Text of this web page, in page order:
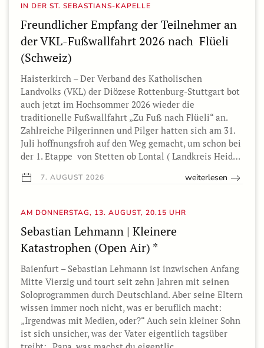
IN DER ST. SEBASTIANS-KAPELLE
Freundlicher Empfang der Teilnehmer an
der VKL-Fußwallfahrt 2026 nach Flüeli
(Schweiz)
Haisterkirch – Der Verband des Katholischen
Landvolks (VKL) der Diözese Rottenburg-Stuttgart bot
auch jetzt im Hochsommer 2026 wieder die
traditionelle Fußwallfahrt „Zu Fuß nach Flüeli“ an.
Zahlreiche Pilgerinnen und Pilger hatten sich am 31.
Juli hoffnungsfroh auf den Weg gemacht, um schon bei
der 1. Etappe von Stetten ob Lontal ( Landkreis Heid…
7. AUGUST 2026 weiterlesen
AM DONNERSTAG, 13. AUGUST, 20.15 UHR
Sebastian Lehmann | Kleinere
Katastrophen (Open Air) *
Baienfurt – Sebastian Lehmann ist inzwischen Anfang
Mitte Vierzig und tourt seit zehn Jahren mit seinen
Soloprogrammen durch Deutschland. Aber seine Eltern
wissen immer noch nicht, was er beruflich macht:
„Irgendwas mit Medien, oder?“ Auch sein kleiner Sohn
ist sich unsicher, was der Vater eigentlich tagsüber